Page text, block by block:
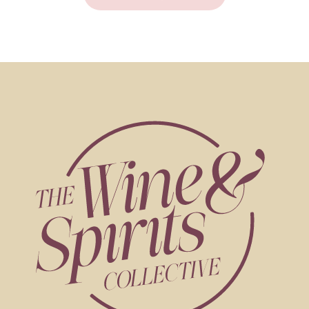
FRANÇOIS LURTON -
FRANÇOIS LURTON -
Campo Eliseo Estate
Rött vin
Argentina
FRANÇOIS LURTON -
Bodega Piedra Negra
Rött vin
FRANÇOIS LURTON -
Bodega Piedra Negra